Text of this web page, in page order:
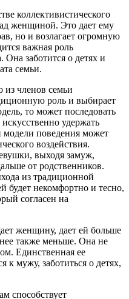
коллективистического
женщиной. Это дает ему
но и возлагает огромную
важная роль
заботится о детях и
семьи.
из членов семьи
роль и выбирает
то может последовать
удержать
модели поведения может
воздействия.
выходя замуж,
от родственников.
из традиционной
будет некомфортно и тесно,
согласен на
женщину, дает ей больше
также меньше. Она не
Единственная ее
к мужу, заботиться о детях,
способствует